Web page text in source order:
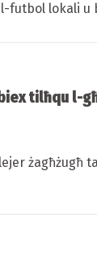
futbol lokali u
tilħqu l-
żagħżugħ